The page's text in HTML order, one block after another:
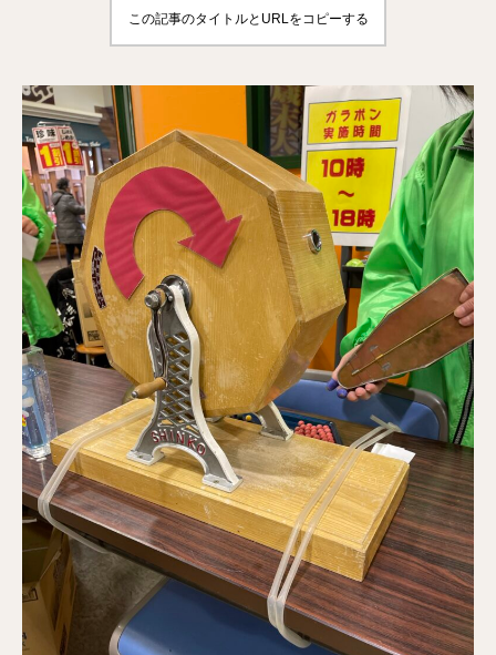
この記事のタイトルとURLをコピーする